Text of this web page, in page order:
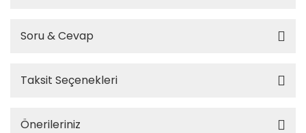
Soru & Cevap
Taksit Seçenekleri
Önerileriniz